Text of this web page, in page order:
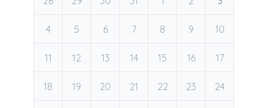
4 5 6 7 8 9 10
11 12 13 14 15 16 17
18 19 20 21 22 23 24